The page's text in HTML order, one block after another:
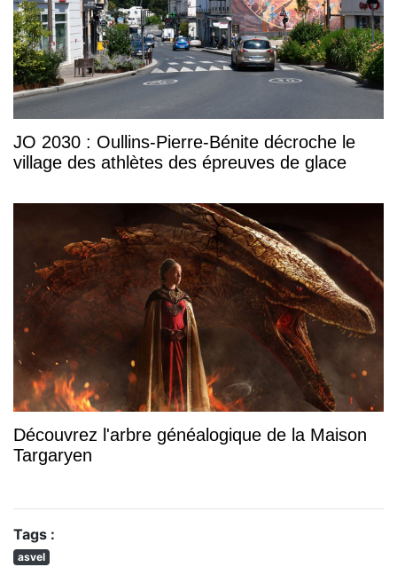
JO 2030 : Oullins-Pierre-Bénite décroche le
village des athlètes des épreuves de glace
Découvrez l'arbre généalogique de la Maison
Targaryen
Tags :
asvel